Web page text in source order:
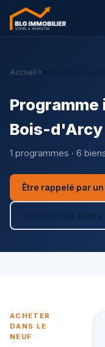
Accueil
Bois-d'Arcy
1 programmes · 6
Être rappelé par
Voir tous les biens
ACHETER
DANS LE
NEUF